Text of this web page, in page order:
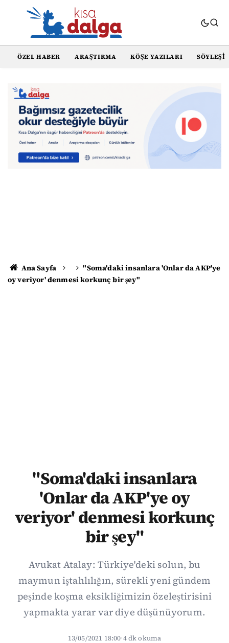
ÖZEL HABER ARAŞTIRMA KÖŞE YAZILARI SÖYLEŞI
Ana Sayfa
"Soma'daki insanlara 'Onlar da AKP'ye
oy veriyor' denmesi korkunç bir şey"
"Soma'daki insanlara
'Onlar da AKP'ye oy
veriyor' denmesi korkunç
bir şey"
Avukat Atalay: Türkiye'deki solun, bu
maymun iştahlılığın, sürekli yeni gündem
peşinde koşma eksikliğimizin özeleştirisini
yapmakta yarar var diye düşünüyorum.
13/05/2021 18:00·4 dk okuma